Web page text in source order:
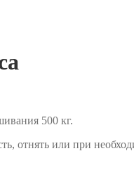
500 кг.
отнять или при